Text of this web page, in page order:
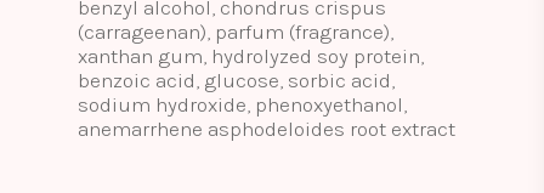
benzyl alcohol, chondrus crispus
(carrageenan), parfum (fragrance),
xanthan gum, hydrolyzed soy protein,
benzoic acid, glucose, sorbic acid,
sodium hydroxide, phenoxyethanol,
anemarrhene asphodeloides root extract